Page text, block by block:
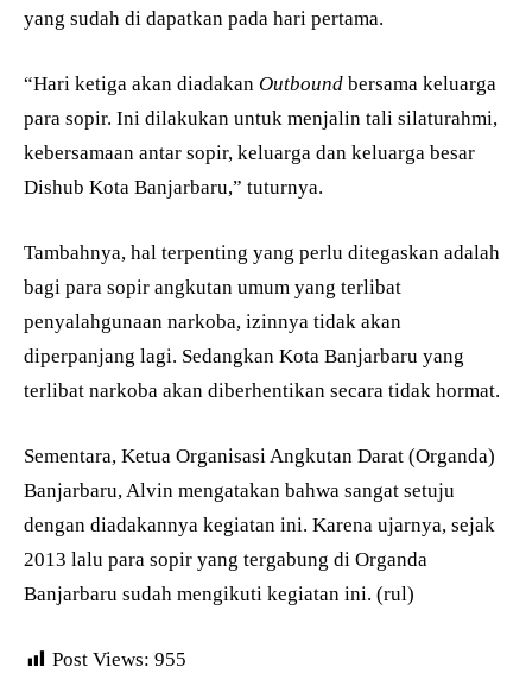
yang sudah di dapatkan pada hari pertama.
“Hari ketiga akan diadakan Outbound bersama keluarga
para sopir. Ini dilakukan untuk menjalin tali silaturahmi,
kebersamaan antar sopir, keluarga dan keluarga besar
Dishub Kota Banjarbaru,” tuturnya.
Tambahnya, hal terpenting yang perlu ditegaskan adalah
bagi para sopir angkutan umum yang terlibat
penyalahgunaan narkoba, izinnya tidak akan
diperpanjang lagi. Sedangkan Kota Banjarbaru yang
terlibat narkoba akan diberhentikan secara tidak hormat.
Sementara, Ketua Organisasi Angkutan Darat (Organda)
Banjarbaru, Alvin mengatakan bahwa sangat setuju
dengan diadakannya kegiatan ini. Karena ujarnya, sejak
2013 lalu para sopir yang tergabung di Organda
Banjarbaru sudah mengikuti kegiatan ini. (rul)
Post Views: 955